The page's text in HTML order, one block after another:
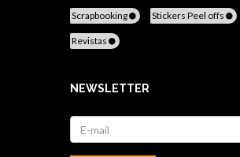
Scrapbooking Stickers Peel offs
Revistas
NEWSLETTER